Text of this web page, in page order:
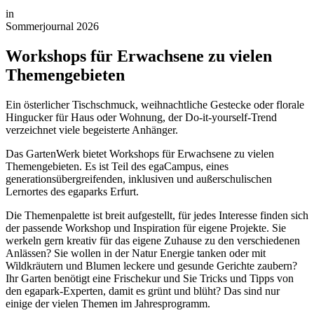
in
Sommerjournal 2026
Workshops für Erwachsene zu vielen
Themengebieten
Ein österlicher Tischschmuck, weihnachtliche Gestecke oder florale
Hingucker für Haus oder Wohnung, der Do-it-yourself-Trend
verzeichnet viele begeisterte Anhänger.
Das GartenWerk bietet Workshops für Erwachsene zu vielen
Themengebieten. Es ist Teil des egaCampus, eines
generationsübergreifenden, inklusiven und außerschulischen
Lernortes des egaparks Erfurt.
Die Themenpalette ist breit aufgestellt, für jedes Interesse finden sich
der passende Workshop und Inspiration für eigene Projekte. Sie
werkeln gern kreativ für das eigene Zuhause zu den verschiedenen
Anlässen? Sie wollen in der Natur Energie tanken oder mit
Wildkräutern und Blumen leckere und gesunde Gerichte zaubern?
Ihr Garten benötigt eine Frischekur und Sie Tricks und Tipps von
den egapark-Experten, damit es grünt und blüht? Das sind nur
einige der vielen Themen im Jahresprogramm.